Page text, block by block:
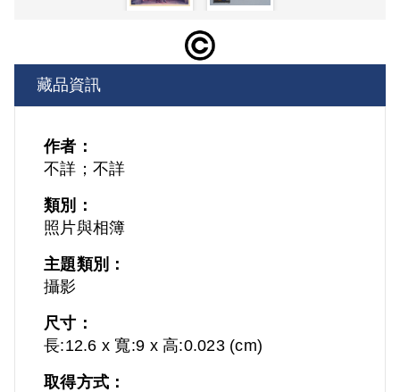
藏品資訊
作者：
不詳；不詳
類別：
照片與相簿
主題類別：
攝影
尺寸：
長:12.6 x 寬:9 x 高:0.023 (cm)
取得方式：